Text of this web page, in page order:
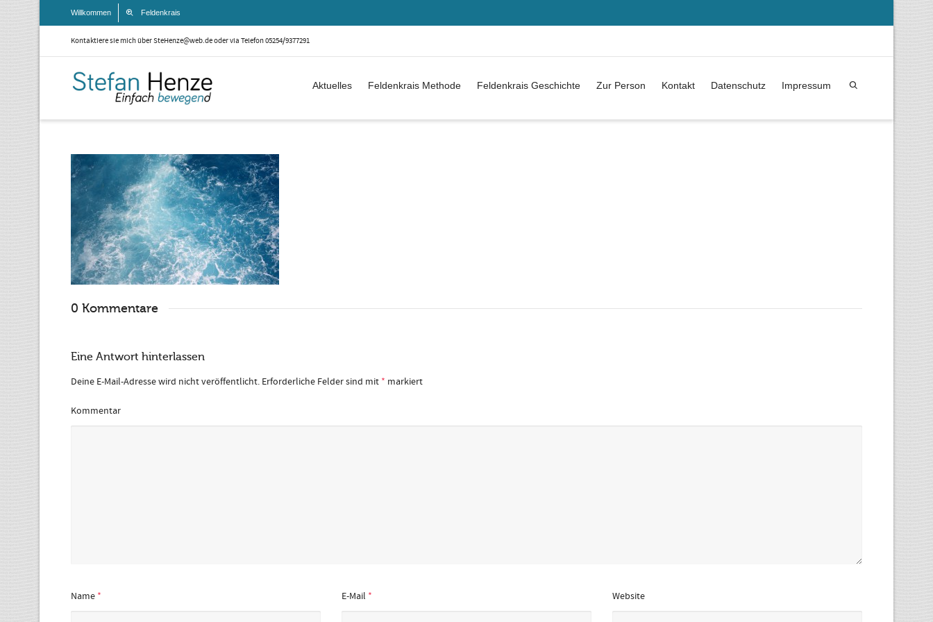
Willkommen Feldenkrais
Kontaktiere sie mich über SteHenze@web.de oder via Telefon 05254/9377291
Aktuelles Feldenkrais Methode Feldenkrais Geschichte Zur Person Kontakt Datenschutz Impressum
0 Kommentare
Eine Antwort hinterlassen
Deine E-Mail-Adresse wird nicht veröffentlicht. Erforderliche Felder sind mit * markiert
Kommentar
Name * E-Mail * Website